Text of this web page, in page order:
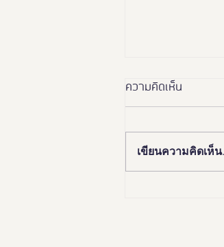
ความคิดเห็น
เขียนความคิดเห็